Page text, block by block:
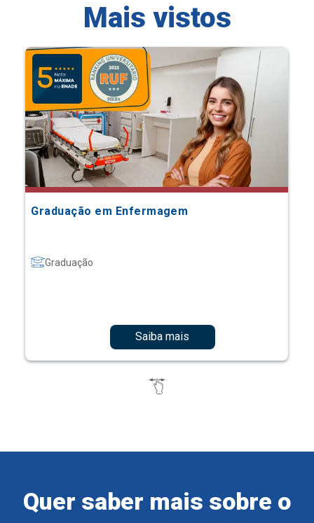
Mais vistos
Graduação em Enfermagem
Graduação
Saiba mais
Quer saber mais sobre o